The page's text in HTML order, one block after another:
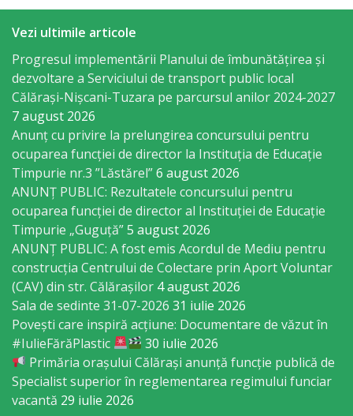
Organigrama
Regulament
Consiliul
local
Secretarul
Consiliului
Consilieri
Comisii
de
specialitate
Regulamentul
Consiliului
Vezi ultimile articole
Progresul implementării Planului de îmbunătățirea și
dezvoltare a Serviciului de transport public local
Călărași-Nișcani-Tuzara pe parcursul anilor 2024-2027
7 august 2026
Anunț cu privire la prelungirea concursului pentru
ocuparea funcţiei de director la Instituția de Educație
Timpurie nr.3 ”Lăstărel”6 august 2026
ANUNȚ PUBLIC: Rezultatele concursului pentru
ocuparea funcției de director al Instituției de Educație
Timpurie „Guguță”5 august 2026
ANUNȚ PUBLIC: A fost emis Acordul de Mediu pentru
construcția Centrului de Colectare prin Aport Voluntar
(CAV) din str. Călărașilor 4 august 2026
Sala de sedinte 31-07-2026 31 iulie 2026
Povești care inspiră acțiune: Documentare de văzut în
#IulieFărăPlastic
30 iulie 2026
Primăria orașului Călărași anunță funcție publică de
Specialist superior în reglementarea regimului funciar
vacantă 29 iulie 2026